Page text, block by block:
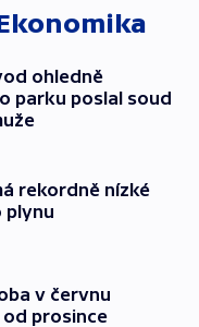
ohledně
parku poslal soud
rekordně nízké
plynu
v červnu
prosince